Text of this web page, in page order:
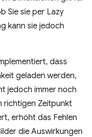
Sie sie per Lazy
kann sie jedoch
dass
geladen werden,
jedoch immer noch
richtigen Zeitpunkt
erhöht das Fehlen
die Auswirkungen